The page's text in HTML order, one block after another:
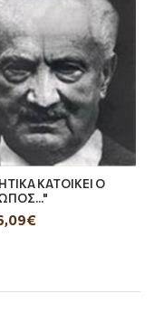
και ευθύνη
παροχή
άμυνα
ΚΑΤΟΙΚΕΙ Ο